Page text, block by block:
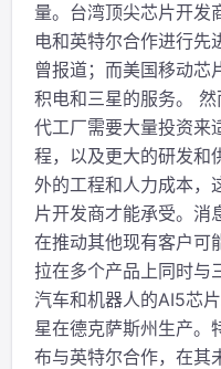
量。台湾顶尖芯片开发
电和英特尔合作进行先
曾报道；而美国移动芯
积电和三星的服务。
代工厂需要大量投资来
程，以及更大的研发和
外的工程和人力成本，
片开发商才能承受。消
在推动其他现有客户可
拉在多个产品上同时与
汽车和机器人的AI5芯
星在德克萨斯州生产。
布与英特尔合作，在其